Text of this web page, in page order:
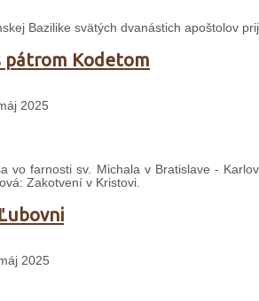
Bazilike svätých dvanástich apoštolov
pátrom Kodetom
2025
vo farnosti sv. Michala v Bratislave -
Zakotvení v Kristovi.
2025